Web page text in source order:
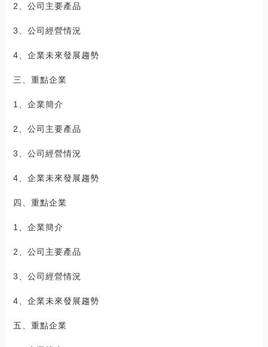
2、公司主要產品
3、公司經營情況
4、企業未來發展趨勢
三、重點企業
1、企業簡介
2、公司主要產品
3、公司經營情況
4、企業未來發展趨勢
四、重點企業
1、企業簡介
2、公司主要產品
3、公司經營情況
4、企業未來發展趨勢
五、重點企業